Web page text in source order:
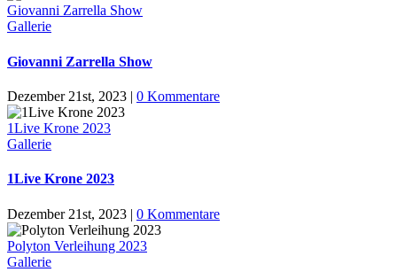
Giovanni Zarrella Show
Gallerie
Giovanni Zarrella Show
Dezember 21st, 2023 | 0 Kommentare
1Live Krone 2023
Gallerie
1Live Krone 2023
Dezember 21st, 2023 | 0 Kommentare
Polyton Verleihung 2023
Gallerie